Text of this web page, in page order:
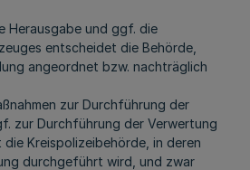
Herausgabe und ggf. die
entscheidet die Behörde,
angeordnet bzw. nachträglich
zur Durchführung der
zur Durchführung der Verwertung
Kreispolizeibehörde, in deren
durchgeführt wird, und zwar